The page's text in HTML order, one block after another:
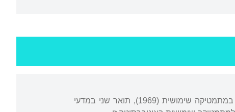
נולד בסביאבודזיצה, פולין, ועלה ארצה ב-1957. גדל והתחנך בהרצליה. קיבל תואר ראשון במתמטיקה שימושית (1969), תואר שני במדעי